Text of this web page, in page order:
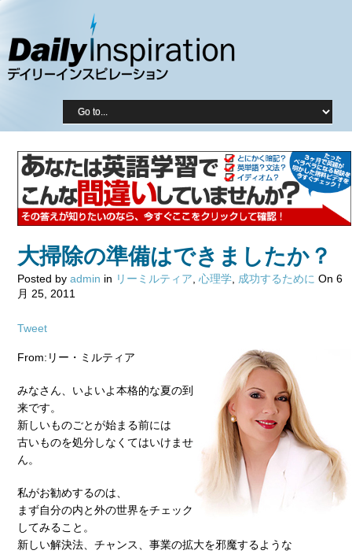
大掃除の準備はできましたか？
Posted by admin in リーミルティア 心理学 成功するために On 6
月 25, 2011
Tweet
From:リー・ミルティア
みなさん、いよいよ本格的な夏の到
来です。
新しいものごとが始まる前には
古いものを処分しなくてはいけませ
ん。
私がお勧めするのは、
まず自分の内と外の世界をチェック
してみること。
新しい解決法、チャンス、事業の拡大を邪魔するような